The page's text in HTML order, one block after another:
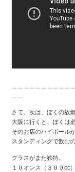
さて、次は、ぼくの故郷
大阪に行くと、ぼくは
そのお店のハイボール
スタンディングで飲む
グラスがまた独特。
１０オンス（３００cc